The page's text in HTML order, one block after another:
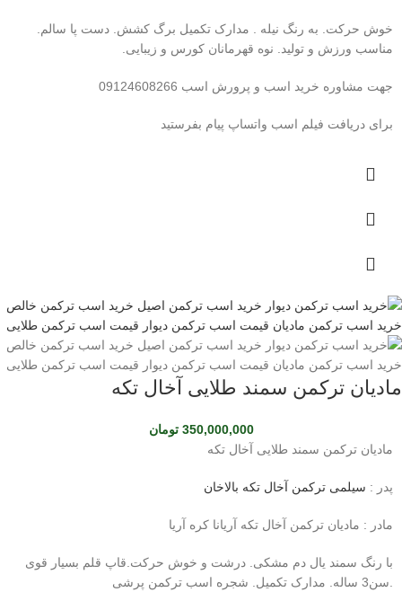
خوش حرکت. به رنگ نیله . مدارک تکمیل برگ کشش. دست پا سالم.
مناسب ورزش و تولید. نوه قهرمانان کورس و زیبایی.
جهت مشاوره خرید اسب و پرورش اسب 09124608266
برای دریافت فیلم اسب واتساپ پیام بفرستید
مادیان ترکمن سمند طلایی آخال تکه
350,000,000 تومان
مادیان ترکمن سمند طلایی آخال تکه
پدر : سیلمی ترکمن آخال تکه بالاخان
مادر : مادیان ترکمن آخال تکه آریانا کره آریا
با رنگ سمند یال دم مشکی. درشت و خوش حرکت.قاپ قلم بسیار قوی
.سن3 ساله. مدارک تکمیل. شجره اسب ترکمن پرشی